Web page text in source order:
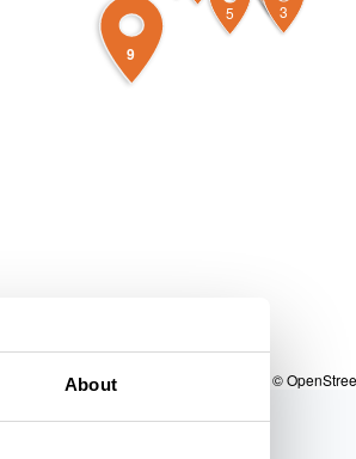
About
3
5
9
Powered byGeoapify ©